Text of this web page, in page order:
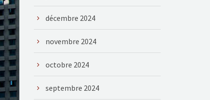
décembre 2024
novembre 2024
octobre 2024
septembre 2024